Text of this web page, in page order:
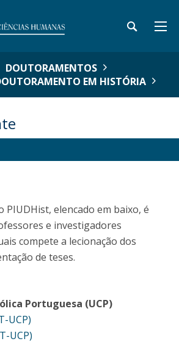
DOUTORAMENTOS
EM HISTÓRIA
PIUDHist, elencado em baixo, é
e investigadores
compete a lecionação dos
de teses.
Portuguesa (UCP)
UCP)
UCP)